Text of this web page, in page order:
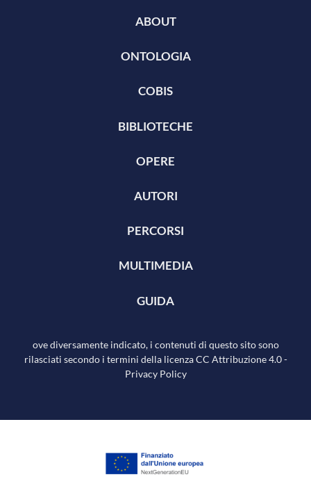
ABOUT
ONTOLOGIA
COBIS
BIBLIOTECHE
OPERE
AUTORI
PERCORSI
MULTIMEDIA
GUIDA
ove diversamente indicato, i contenuti di questo sito sono
rilasciati secondo i termini della licenza CC Attribuzione 4.0-
Privacy Policy